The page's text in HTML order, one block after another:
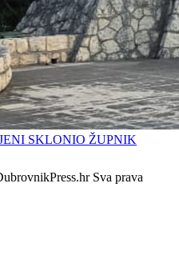
SKLONIO ŽUPNIK
Sva prava